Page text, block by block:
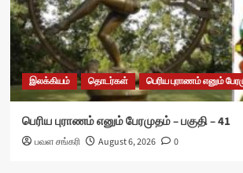
இலக்கியம் தொடர்கள் பெரிய புராணம் எனும்
பெரிய புராணம் எனும் பேரமுதம் – பகுதி – 41
பவள சங்கரி August 6, 2026 0